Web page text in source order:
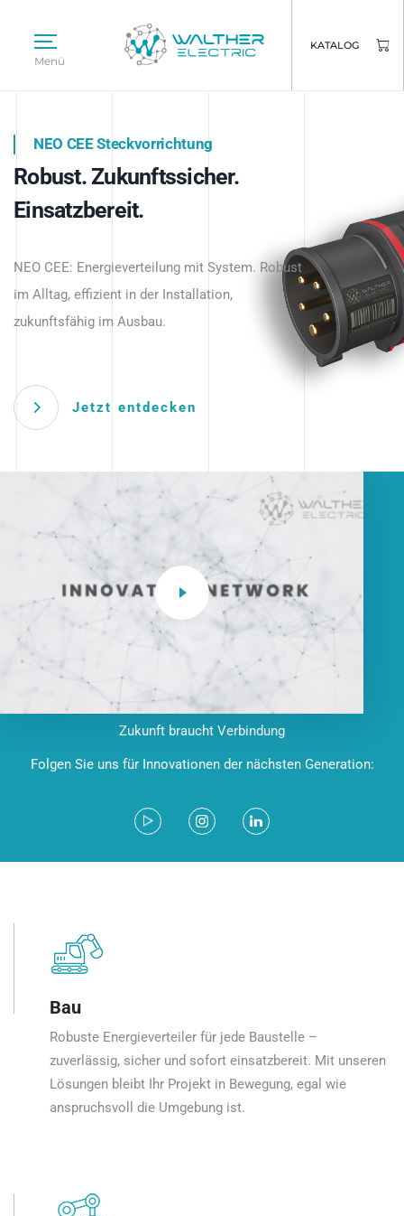
Menü
KATALOG
Intelligente Stromverteilung
beginnt hier.
NEO CEE Steckvorrichtung
Robust. Zukunftssicher.
Einsatzbereit.
NEO CEE: Energieverteilung mit System. Robust
im Alltag, effizient in der Installation,
zukunftsfähig im Ausbau.
Jetzt entdecken
Intelligenz trifft Energie.
Anwendungen – robust, IP-geschützt und
zukunftsfähig.
Zukunft braucht Verbindung
Folgen Sie uns für Innovationen der nächsten Generation:
Bau
Robuste Energieverteiler für jede Baustelle –
zuverlässig, sicher und sofort einsatzbereit. Mit unseren
Lösungen bleibt Ihr Projekt in Bewegung, egal wie
anspruchsvoll die Umgebung ist.